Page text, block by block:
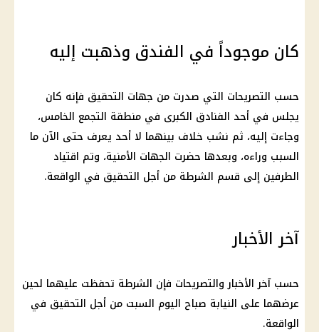
كان موجوداً في الفندق وذهبت إليه
حسب التصريحات التي صدرت من جهات التحقيق فإنه كان
يجلس في أحد الفنادق الكبرى في منطقة التجمع الخامس،
وجاءت إليه، ثم نشب خلاف بينهما لا أحد يعرف حتى الآن ما
السبب وراءه، وبعدها حضرت الجهات الأمنية، وتم اقتياد
الطرفين إلى قسم الشرطة من أجل التحقيق في الواقعة.
آخر الأخبار
حسب آخر الأخبار والتصريحات فإن الشرطة تحفظت عليهما لحين
عرضهما على النيابة صباح اليوم السبت من أجل التحقيق في
الواقعة.